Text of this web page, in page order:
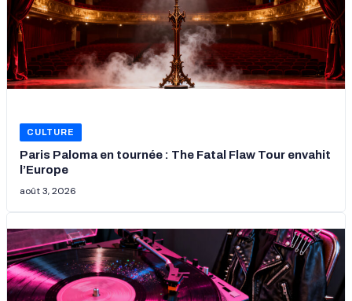
CULTURE
Paris Paloma en tournée : The Fatal Flaw Tour envahit
l’Europe
août 3, 2026